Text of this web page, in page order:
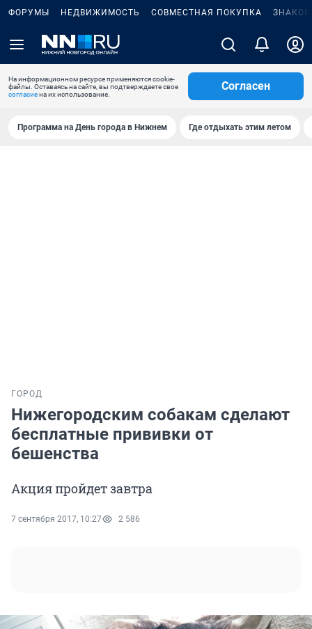
ФОРУМЫ НЕДВИЖИМОСТЬ СОВМЕСТНАЯ ПОКУПКА
На информационном ресурсе применяются cookie-
файлы. Оставаясь на сайте, вы подтверждаете свое
согласиена их использование.
Согласен
Программа на День города в Нижнем Где отдыхать этим летом
ГОРОД
Нижегородским собакам сделают
бесплатные прививки от
бешенства
Акция пройдет завтра
7 сентября 2017, 10:27 2 586